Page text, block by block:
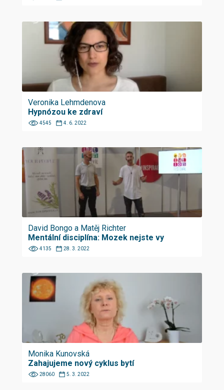
Veronika Lehmdenova
Hypnózou ke zdraví
4545 4. 6. 2022
David Bongo a Matěj Richter
Mentální disciplína: Mozek nejste vy
4135 28. 3. 2022
Monika Kunovská
Zahajujeme nový cyklus bytí
28060 5. 3. 2022